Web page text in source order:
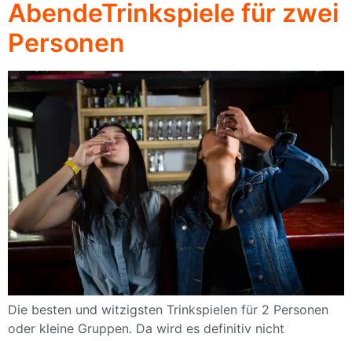
AbendeTrinkspiele für zwei
Personen
Die besten und witzigsten Trinkspielen für 2 Personen
oder kleine Gruppen. Da wird es definitiv nicht